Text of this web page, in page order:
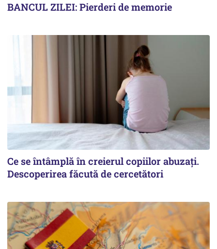
BANCUL ZILEI: Pierderi de memorie
Ce se întâmplă în creierul copiilor abuzați.
Descoperirea făcută de cercetători